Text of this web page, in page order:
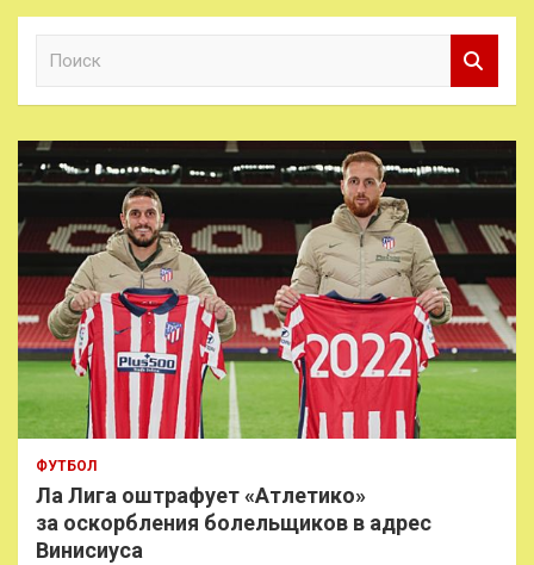
к
ФУТБОЛ
Ла Лига оштрафует «Атлетико»
за оскорбления болельщиков в адрес
Винисиуса